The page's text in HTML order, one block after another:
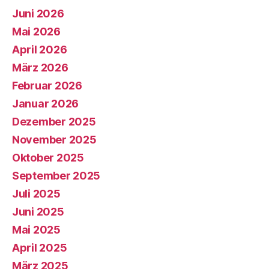
Juni 2026
Mai 2026
April 2026
März 2026
Februar 2026
Januar 2026
Dezember 2025
November 2025
Oktober 2025
September 2025
Juli 2025
Juni 2025
Mai 2025
April 2025
März 2025